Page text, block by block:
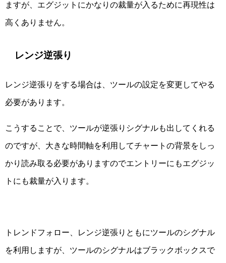
ますが、エグジットにかなりの裁量が入るために再現性は
高くありません。
レンジ逆張り
レンジ逆張りをする場合は、ツールの設定を変更してやる
必要があります。
こうすることで、ツールが逆張りシグナルも出してくれる
のですが、大きな時間軸を利用してチャートの背景をしっ
かり読み取る必要がありますのでエントリーにもエグジッ
トにも裁量が入ります。
トレンドフォロー、レンジ逆張りともにツールのシグナル
を利用しますが、ツールのシグナルはブラックボックスで